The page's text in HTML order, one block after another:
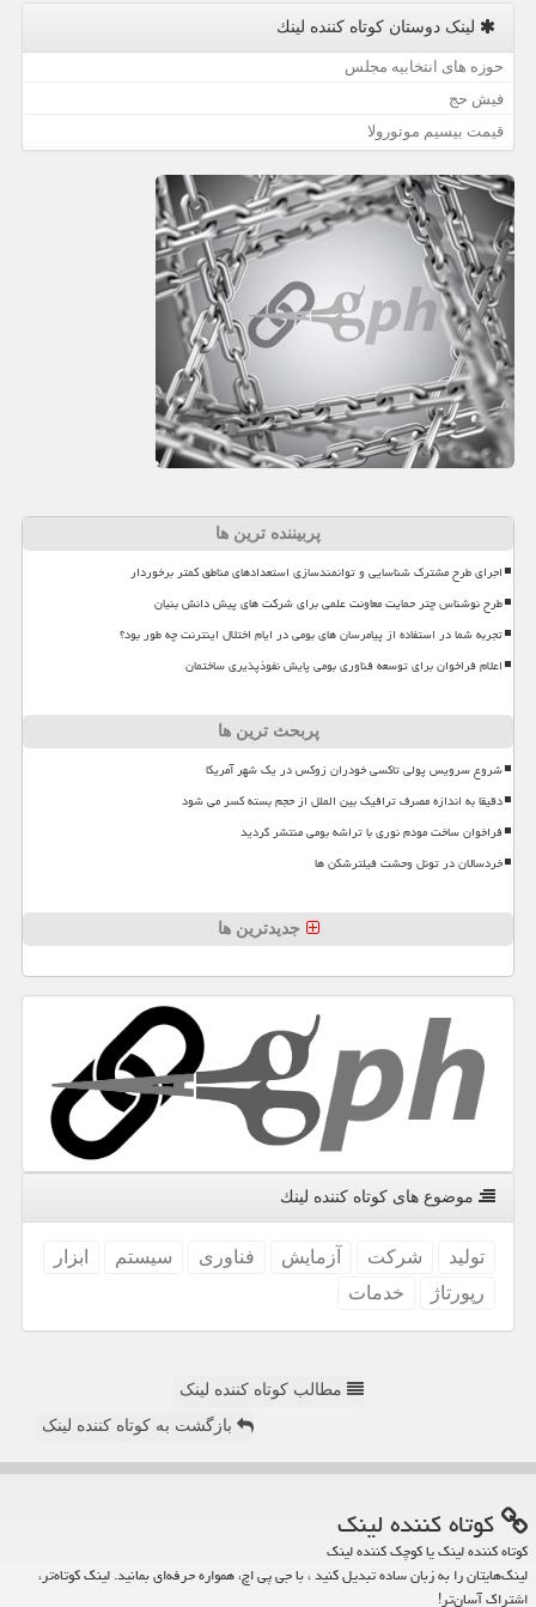
لینک دوستان كوتاه كننده لینك
حوزه های انتخابیه مجلس
فیش حج
قیمت بیسیم موتورولا
پربیننده ترین ها
اجرای طرح مشترک شناسایی و توانمندسازی استعدادهای مناطق کمتر برخوردار
طرح نوشناس چتر حمایت معاونت علمی برای شرکت های پیش دانش بنیان
تجربه شما در استفاده از پیامرسان های بومی در ایام اختلال اینترنت چه طور بود؟
اعلام فراخوان برای توسعه فناوری بومی پایش نفوذپذیری ساختمان
پربحث ترین ها
شروع سرویس پولی تاکسی خودران زوکس در یک شهر آمریکا
دقیقا به اندازه مصرف ترافیک بین الملل از حجم بسته کسر می شود
فراخوان ساخت مودم نوری با تراشه بومی منتشر گردید
خردسالان در تونل وحشت فیلترشکن ها
جدیدترین ها
موضوع های كوتاه كننده لینك
تولید شركت آزمایش فناوری سیستم
ابزار
رپورتاژ
خدمات
مطالب کوتاه کننده لینک
بازگشت به کوتاه کننده لینک
كوتاه كننده لینك
کوتاه کننده لینک یا کوچک کننده لینک
لینک‌هایتان را به زبان ساده تبدیل کنید ، با جی پی اچ، همواره حرفه‌ای بمانید. لینک کوتاه‌تر،
اشتراک آسان‌تر!